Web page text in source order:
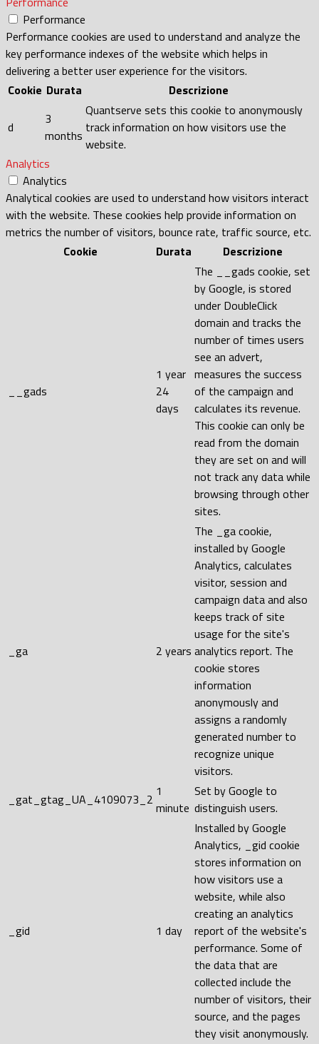
Performance
Performance cookies are used to understand and analyze the
key performance indexes of the website which helps in
delivering a better user experience for the visitors.
Cookie Durata Descrizione
d
3
months
Quantserve sets this cookie to anonymously
track information on how visitors use the
website.
Analytics
Analytics
Analytical cookies are used to understand how visitors interact
with the website. These cookies help provide information on
metrics the number of visitors, bounce rate, traffic source, etc.
Cookie
Durata Descrizione
__gads
1 year
24
days
The __gads cookie, set
by Google, is stored
under DoubleClick
domain and tracks the
number of times users
see an advert,
measures the success
of the campaign and
calculates its revenue.
This cookie can only be
read from the domain
they are set on and will
not track any data while
browsing through other
sites.
_ga 2 years
The _ga cookie,
installed by Google
Analytics, calculates
visitor, session and
campaign data and also
keeps track of site
usage for the site's
analytics report. The
cookie stores
information
anonymously and
assigns a randomly
generated number to
recognize unique
visitors.
_gat_gtag_UA_4109073_2 1
minute
Set by Google to
distinguish users.
_gid 1 day
Installed by Google
Analytics, _gid cookie
stores information on
how visitors use a
website, while also
creating an analytics
report of the website's
performance. Some of
the data that are
collected include the
number of visitors, their
source, and the pages
they visit anonymously.